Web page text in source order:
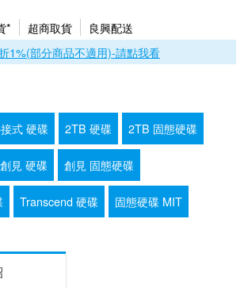
* 超商取貨
良興配送
1%(部分商品不適用)-請點我看
式 硬碟 2TB 硬碟 2TB 固態硬碟
創見 硬碟 創見 固態硬碟
Transcend 硬碟 固態硬碟 MIT